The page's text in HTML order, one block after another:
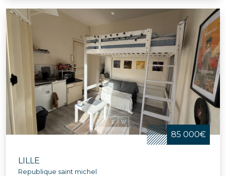
85 000€
LILLE
Republique saint michel